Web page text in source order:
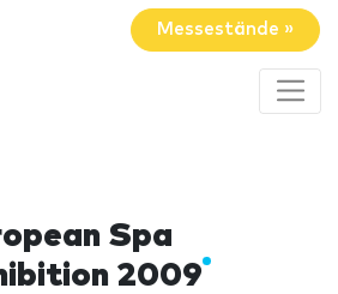
Messestände »
Spa
2009